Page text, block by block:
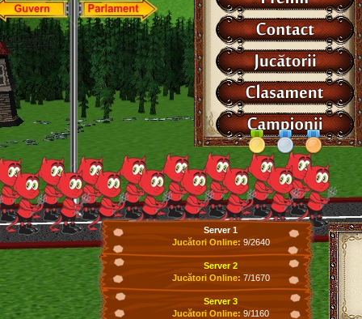
Server 1
Jucători Online: 9/2640
Server 2
Jucători Online: 7/1670
Server 3
Jucători Online: 9/1160